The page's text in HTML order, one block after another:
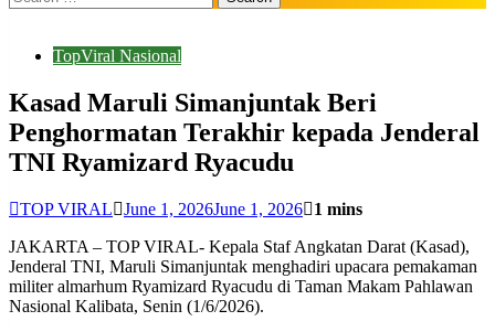
TopViral Nasional
Kasad Maruli Simanjuntak Beri
Penghormatan Terakhir kepada Jenderal
TNI Ryamizard Ryacudu
TOP VIRAL June 1, 2026June 1, 2026
1 mins
JAKARTA – TOP VIRAL- Kepala Staf Angkatan Darat (Kasad),
Jenderal TNI, Maruli Simanjuntak menghadiri upacara pemakaman
militer almarhum Ryamizard Ryacudu di Taman Makam Pahlawan
Nasional Kalibata, Senin (1/6/2026).